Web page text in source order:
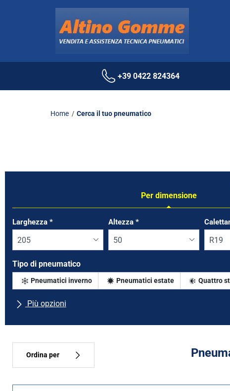
+39 0422 824364
Home Cerca il tuo pneumatico
Per dimensione
Tab updated: Per dimensione
Larghezza * Altezza*
Tipo di pneumatico
Pneumatici inverno Pneumatici estate Quattro
Più opzioni
Ordina per